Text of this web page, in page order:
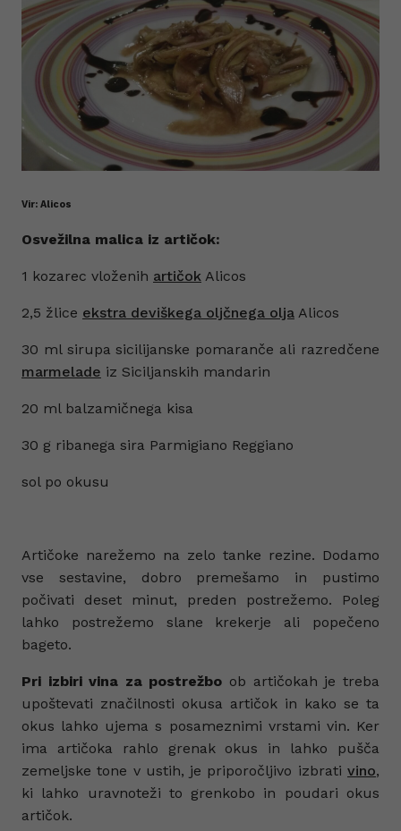
Vir: Alicos
Osvežilna malica iz artičok:
1 kozarec vloženih artičokAlicos
2,5 žlice ekstra deviškega oljčnega oljaAlicos
30 ml sirupa sicilijanske pomaranče ali razredčene
marmelade iz Siciljanskih mandarin
20 ml balzamičnega kisa
30 g ribanega sira Parmigiano Reggiano
sol po okusu
Artičoke narežemo na zelo tanke rezine. Dodamo
vse sestavine, dobro premešamo in pustimo
počivati deset minut, preden postrežemo. Poleg
lahko postrežemo slane krekerje ali popečeno
bageto.
Pri izbiri vina za postrežbo ob artičokah je treba
upoštevati značilnosti okusa artičok in kako se ta
okus lahko ujema s posameznimi vrstami vin. Ker
ima artičoka rahlo grenak okus in lahko pušča
zemeljske tone v ustih, je priporočljivo izbrati vino,
ki lahko uravnoteži to grenkobo in poudari okus
artičok.